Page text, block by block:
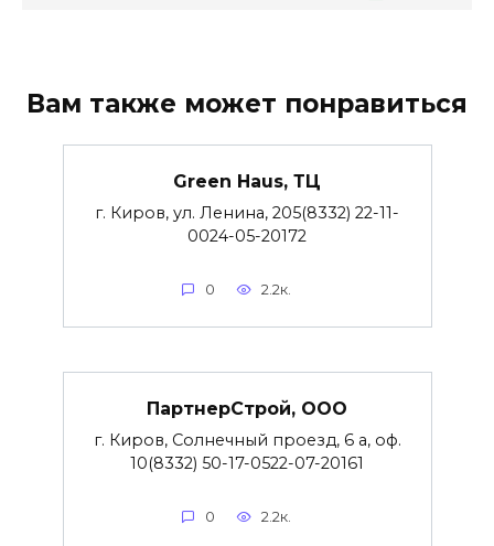
Вам также может понравиться
Green Haus, ТЦ
г. Киров, ул. Ленина, 205(8332) 22-11-
0024-05-20172
0 2.2к.
ПартнерСтрой, ООО
г. Киров, Солнечный проезд, 6 а, оф.
10(8332) 50-17-0522-07-20161
0 2.2к.